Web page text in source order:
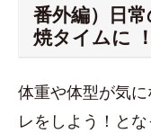
番外編）日
焼タイムに ！
体重や体型が気
レをしよう！と